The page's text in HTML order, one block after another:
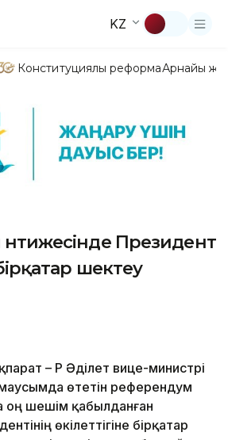
KZ
Конституциялық реформаАрнайы
Президент
шектеу
– ҚР Әділет вице-министрі
өтетін референдум
оң шешім қабылданған
өкілеттігіне бірқатар